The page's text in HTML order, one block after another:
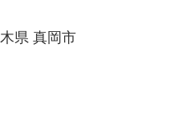
県 真岡市